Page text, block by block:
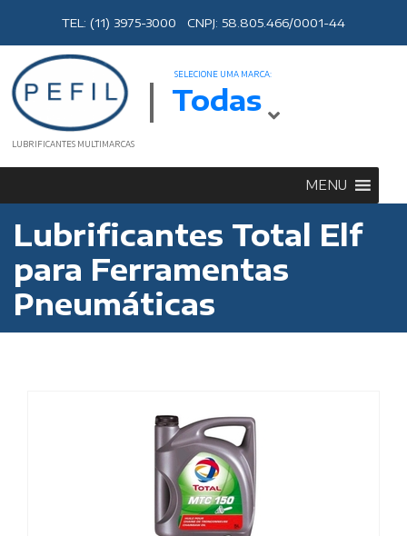
TEL: (11) 3975-3000 CNPJ: 58.805.466/0001-44
LUBRIFICANTES MULTIMARCAS
SELECIONE UMA MARCA:
Todas
MENU
Lubrificantes Total Elf
para Ferramentas
Pneumáticas